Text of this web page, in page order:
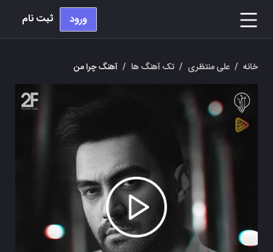
ورود ثبت نام
خانه / علی منتظری / تک آهنگ ها / آهنگ چرا من